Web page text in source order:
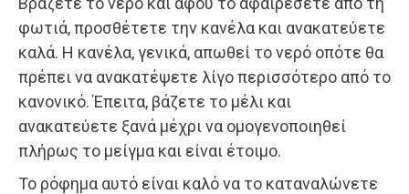
φωτιά, προσθέτετε την κανέλα και ανακατεύετε
καλά. Η κανέλα, γενικά, απωθεί το νερό οπότε θα
πρέπει να ανακατέψετε λίγο περισσότερο από το
κανονικό. Έπειτα, βάζετε το μέλι και
ανακατεύετε ξανά μέχρι να ομογενοποιηθεί
πλήρως το μείγμα και είναι έτοιμο.
Το ρόφημα αυτό είναι καλό να το καταναλώνετε